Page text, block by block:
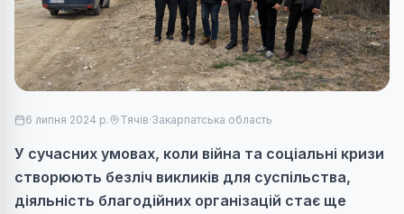
6 липня 2024 р. Тячів·Закарпатська область
У сучасних умовах, коли війна та соціальні кризи
створюють безліч викликів для суспільства,
діяльність благодійних організацій стає ще